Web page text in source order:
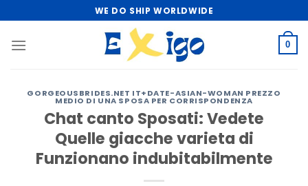
to
content
WE DO SHIP WORLDWIDE
0
GORGEOUSBRIDES.NET IT+DATE-ASIAN-WOMAN PREZZO
MEDIO DI UNA SPOSA PER CORRISPONDENZA
Chat canto Sposati: Vedete
Quelle giacche varieta di
Funzionano indubitabilmente